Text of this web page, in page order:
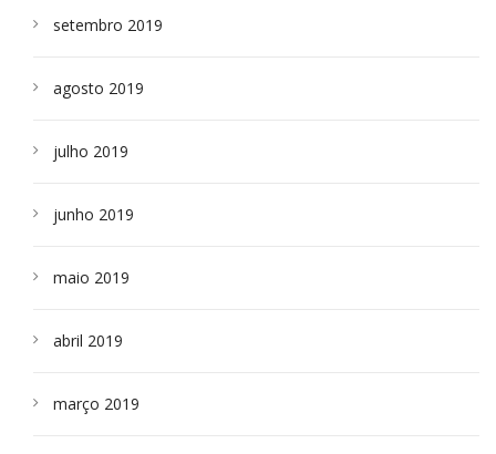
setembro 2019
agosto 2019
julho 2019
junho 2019
maio 2019
abril 2019
março 2019